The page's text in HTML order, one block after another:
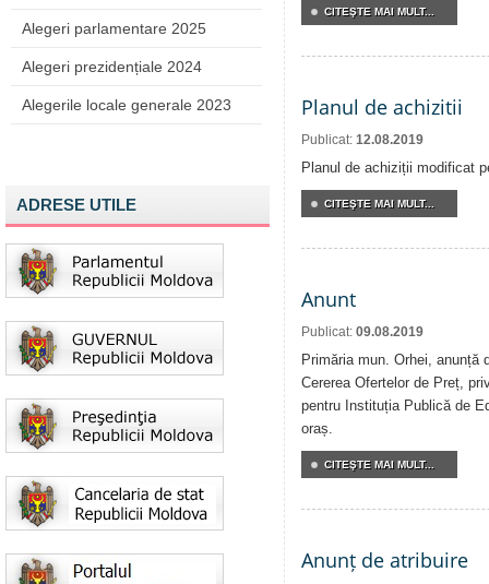
Alegeri parlamentare 2025
Alegeri prezidențiale 2024
Alegerile locale generale 2023
ADRESE UTILE
CITEŞTE MAI MULT...
Planul de achizitii
Publicat: 12.08.2019
Planul de achiziții modificat
CITEŞTE MAI MULT...
Anunt
Publicat: 09.08.2019
Primăria mun. Orhei, anunță
Cererea Ofertelor de Preț,
pentru Instituția Publică de
oraș.
CITEŞTE MAI MULT...
Anunț de atribuire